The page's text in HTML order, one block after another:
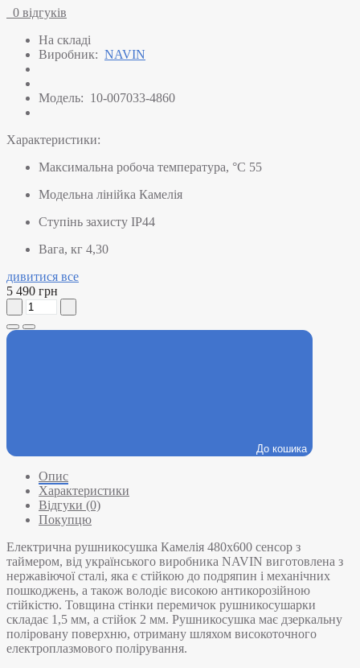
0 відгуків
На складі
Виробник: NAVIN
Модель: 10-007033-4860
Характеристики:
Максимальна робоча температура, °C 55
Модельна лінійка Камелія
Ступінь захисту IP44
Вага, кг 4,30
дивитися все
5 490 грн
До кошика
Опис
Характеристики
Відгуки (0)
Покупцю
Електрична рушникосушка Камелія 480х600 сенсор з
таймером, від українського виробника NAVIN виготовлена з
нержавіючої сталі, яка є стійкою до подряпин і механічних
пошкоджень, а також володіє високою антикорозійною
стійкістю. Товщина стінки перемичок рушникосушарки
складає 1,5 мм, а стійок 2 мм. Рушникосушка має дзеркальну
поліровану поверхню, отриману шляхом високоточного
електроплазмового полірування.